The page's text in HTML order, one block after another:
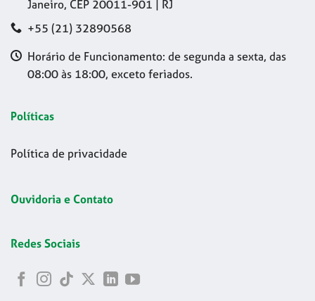
Janeiro, CEP 20011-901 | RJ
+55 (21) 32890568
Horário de Funcionamento: de segunda a sexta, das
08:00 às 18:00, exceto feriados.
Políticas
Política de privacidade
Ouvidoria e Contato
Redes Sociais